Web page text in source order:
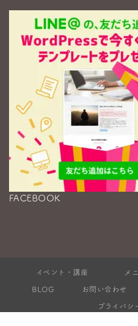
FACEBOOK
イベント・講座 メ
BLOG お問い合わせ
プライバシ